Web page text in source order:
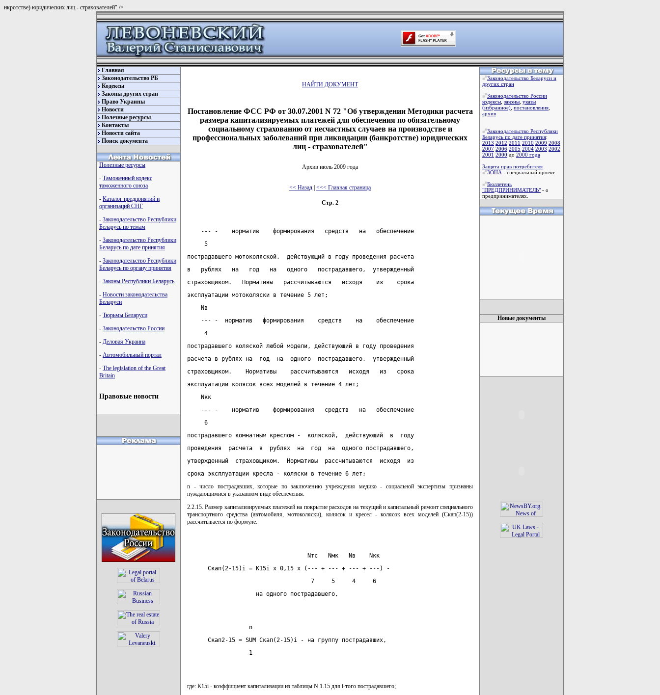
нкротстве) юридических лиц - страхователей" />
Главная
Законодательство РБ
Кодексы
Законы других стран
Право Украины
Новости
Полезные ресурсы
Контакты
Новости сайта
Поиск документа
Полезные ресурсы
- Таможенный кодекс
таможенного союза
- Каталог предприятий и
организаций СНГ
- Законодательство Республики
Беларусь по темам
- Законодательство Республики
Беларусь по дате принятия
- Законодательство Республики
Беларусь по органу принятия
- Законы Республики Беларусь
- Новости законодательства
Беларуси
- Тюрьмы Беларуси
- Законодательство России
- Деловая Украина
- Автомобильный портал
- The legislation of the Great
Britain
Правовые новости
НАЙТИ ДОКУМЕНТ
Постановление ФСС РФ от 30.07.2001 N 72 "Об утверждении Методики расчета
размера капитализируемых платежей для обеспечения по обязательному
социальному страхованию от несчастных случаев на производстве и
профессиональных заболеваний при ликвидации (банкротстве) юридических
лиц - страхователей"
Архив июль 2009 года
<< Назад <<< Главная страница
Стр. 2
    --- -    норматив    формирования   средств   на   обеспечение
     5
пострадавшего мотоколяской,  действующий в году проведения расчета
в   рублях   на   год   на   одного   пострадавшего,  утвержденный
страховщиком.   Нормативы   рассчитываются   исходя    из    срока
эксплуатации мотоколяски в течение 5 лет;
    Nв
    --- -  норматив   формирования    средств    на    обеспечение
     4
пострадавшего коляской любой модели, действующий в году проведения
расчета в рублях на  год  на  одного  пострадавшего,  утвержденный
страховщиком.    Нормативы    рассчитываются   исходя   из   срока
эксплуатации колясок всех моделей в течение 4 лет;
    Nкк
    --- -    норматив    формирования   средств   на   обеспечение
     6
пострадавшего комнатным креслом -  коляской,  действующий  в  году
проведения  расчета  в  рублях  на  год  на  одного пострадавшего,
утвержденный  страховщиком.  Нормативы  рассчитываются  исходя  из
срока эксплуатации кресла - коляски в течение 6 лет;
n - число пострадавших, которые по заключению учреждения медико - социальной экспертизы признаны
нуждающимися в указанном виде обеспечения.
2.2.15. Размер капитализируемых платежей на покрытие расходов на текущий и капитальный ремонт специального
транспортного средства (автомобиля, мотоколяски), колясок и кресел - колясок всех моделей (Скап(2-15))
рассчитывается по формуле:
                                   Nтс   Nмк   Nв    Nкк
      Скап(2-15)i = К15i x 0,15 x (--- + --- + --- + ---) -
                                    7     5     4     6
                    на одного пострадавшего,
                  n
      Скап2-15 = SUM Скап(2-15)i - на группу пострадавших,
                  1
где: К15i - коэффициент капитализации из таблицы N 1.15 для i-того пострадавшего;
Законодательство Беларуси и
других стран
Законодательство России
кодексы законы указы
(избранное) постановления
архив
Законодательство Республики
Беларусь по дате принятия:
2013 2012 2011 2010 2009 2008
2007 2006 2005 2004 2003 2002
2001 2000 до 2000 года
Защита прав потребителя
ЗОНА - специальный проект
Бюллетень
"ПРЕДПРИНИМАТЕЛЬ" - о
предпринимателях.
Новые документы